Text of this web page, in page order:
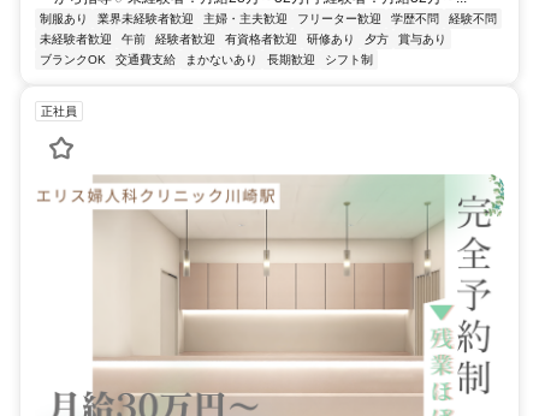
制服あり 業界未経験者歓迎 主婦・主夫歓迎 フリーター歓迎 学歴不問
経験不問
未経験者歓迎
午前 経験者歓迎 有資格者歓迎 研修あり 夕方
賞与あり
ブランクOK
交通費支給 まかないあり 長期歓迎 シフト制
正社員